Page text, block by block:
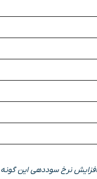
سوال پاسخ دهیم باید بگوییم که قیمت مناسب و ارزان سیم